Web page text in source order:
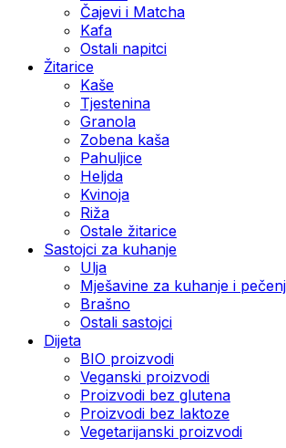
Čajevi i Matcha
Kafa
Ostali napitci
Žitarice
Kaše
Tjestenina
Granola
Zobena kaša
Pahuljice
Heljda
Kvinoja
Riža
Ostale žitarice
Sastojci za kuhanje
Ulja
Mješavine za kuhanje i
Brašno
Ostali sastojci
Dijeta
BIO proizvodi
Veganski proizvodi
Proizvodi bez glutena
Proizvodi bez laktoze
Vegetarijanski proizvodi